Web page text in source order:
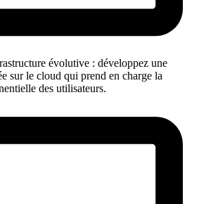
évolutive : développez une
sur le cloud qui prend en charge la
des utilisateurs.